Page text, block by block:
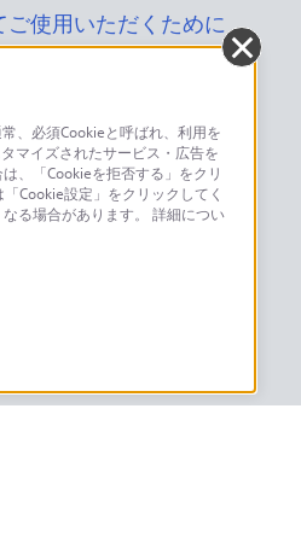
使用いただくために
わせ
してのご案内はこちら
、必須Cookieと呼ばれ、利用を
マイズされたサービス・広告を
、「Cookieを拒否する」をクリ
Cookie設定」をクリックしてく
る場合があります。 詳細につい